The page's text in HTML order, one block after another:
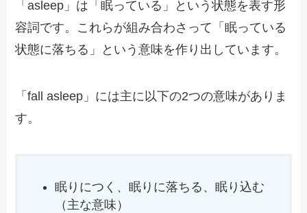
「asleep」は「眠っている」という状態を表す形
容詞です。これらが組み合わさって「眠っている
状態に落ちる」という意味を作り出しています。
「fall asleep」には主に以下の2つの意味がありま
す。
眠りにつく、眠りに落ちる、眠り込む
（主な意味）